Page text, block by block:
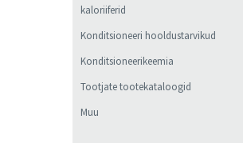
kaloriiferid
Konditsioneeri hooldustarvikud
Konditsioneerikeemia
Tootjate tootekataloogid
Muu